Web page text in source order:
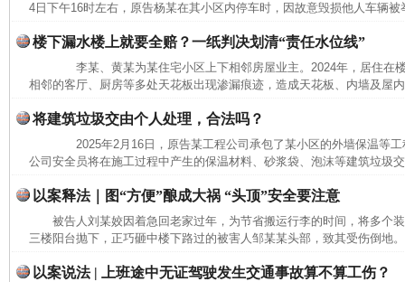
4日下午16时左右，原告杨某在其小区内停车时，因故意毁损他人车辆
楼下漏水楼上就要全赔？一纸判决划清“责任水位线”
李某、黄某为某住宅小区上下相邻房屋业主。2024年，居住在
相邻的客厅、厨房等多处天花板出现渗漏痕迹，造成天花板、内墙及屋
将建筑垃圾交由个人处理，合法吗？
2025年2月16日，原告某工程公司承包了某小区的外墙保温等工
公司安全员将在施工过程中产生的保温材料、砂浆袋、泡沫等建筑垃圾
以案释法｜图“方便”酿成大祸 “头顶”安全要注意
被告人刘某姣因着急回老家过年，为节省搬运行李的时间，将多个
三楼阳台抛下，正巧砸中楼下路过的被害人邹某某头部，致其受伤倒地
以案说法 | 上班途中无证驾驶发生交通事故算不算工伤？